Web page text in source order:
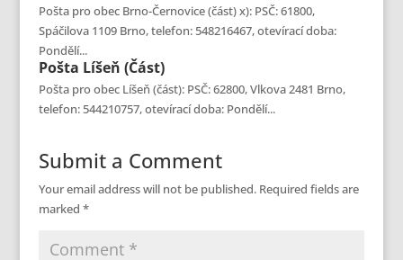
Pošta pro obec Brno-Černovice (část) x): PSČ: 61800,
Spáčilova 1109 Brno, telefon: 548216467, otevírací doba:
Pondělí...
Pošta Líšeň (část)
Pošta pro obec Líšeň (část): PSČ: 62800, Vlkova 2481 Brno,
telefon: 544210757, otevírací doba: Pondělí...
Submit a Comment
Your email address will not be published. Required fields are
marked *